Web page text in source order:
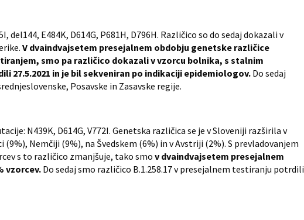
E484K, D614G, P681H, D796H. Različico so do sedaj dokazali v
V dvaindvajsetem presejalnem obdobju genetske različice
smo pa različico dokazali v vzorcu bolnika, s stalnim
27.5.2021 in je bil sekveniran po indikaciji epidemiologov. Do sedaj
Posavske in Zasavske regije.
N439K, D614G, V772I. Genetska različica se je v Sloveniji razširila v
(9%), Nemčiji (9%), na Švedskem (6%) in v Avstriji (2%). S prevladovanjem
s to različico zmanjšuje, tako smo v dvaindvajsetem presejalnem
vzorcev. Do sedaj smo različico B.1.258.17 v presejalnem testiranju potrdili